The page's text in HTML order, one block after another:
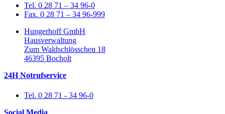
Tel. 0 28 71 – 34 96-0
Fax. 0 28 71 – 34 96-999
Hungerhoff GmbH
Hausverwaltung
Zum Waldschlösschen 18
46395 Bocholt
24H Notrufservice
Tel. 0 28 71 - 34 96-0
Social Media